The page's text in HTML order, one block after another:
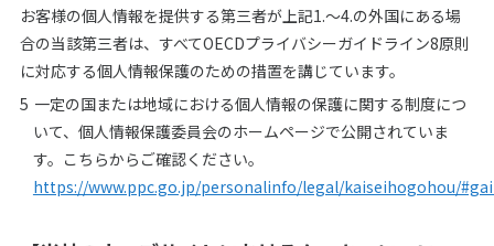
お客様の個人情報を提供する第三者が上記1.～4.の外国にある場
合の当該第三者は、すべてOECDプライバシーガイドライン8原則
に対応する個人情報保護のための措置を講じています。
一定の国または地域における個人情報の保護に関する制度につ
いて、個人情報保護委員会のホームページで公開されていま
す。こちらからご確認ください。
https://www.ppc.go.jp/personalinfo/legal/kaiseihogohou/